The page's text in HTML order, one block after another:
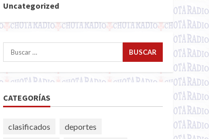
Uncategorized
Buscar:
CATEGORÍAS
clasificados
deportes